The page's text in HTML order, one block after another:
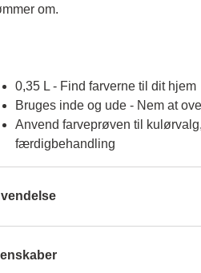
om.
0,35 L - Find farverne til dit hjem
Bruges inde og ude - Nem at
Anvend farveprøven til
færdigbehandling